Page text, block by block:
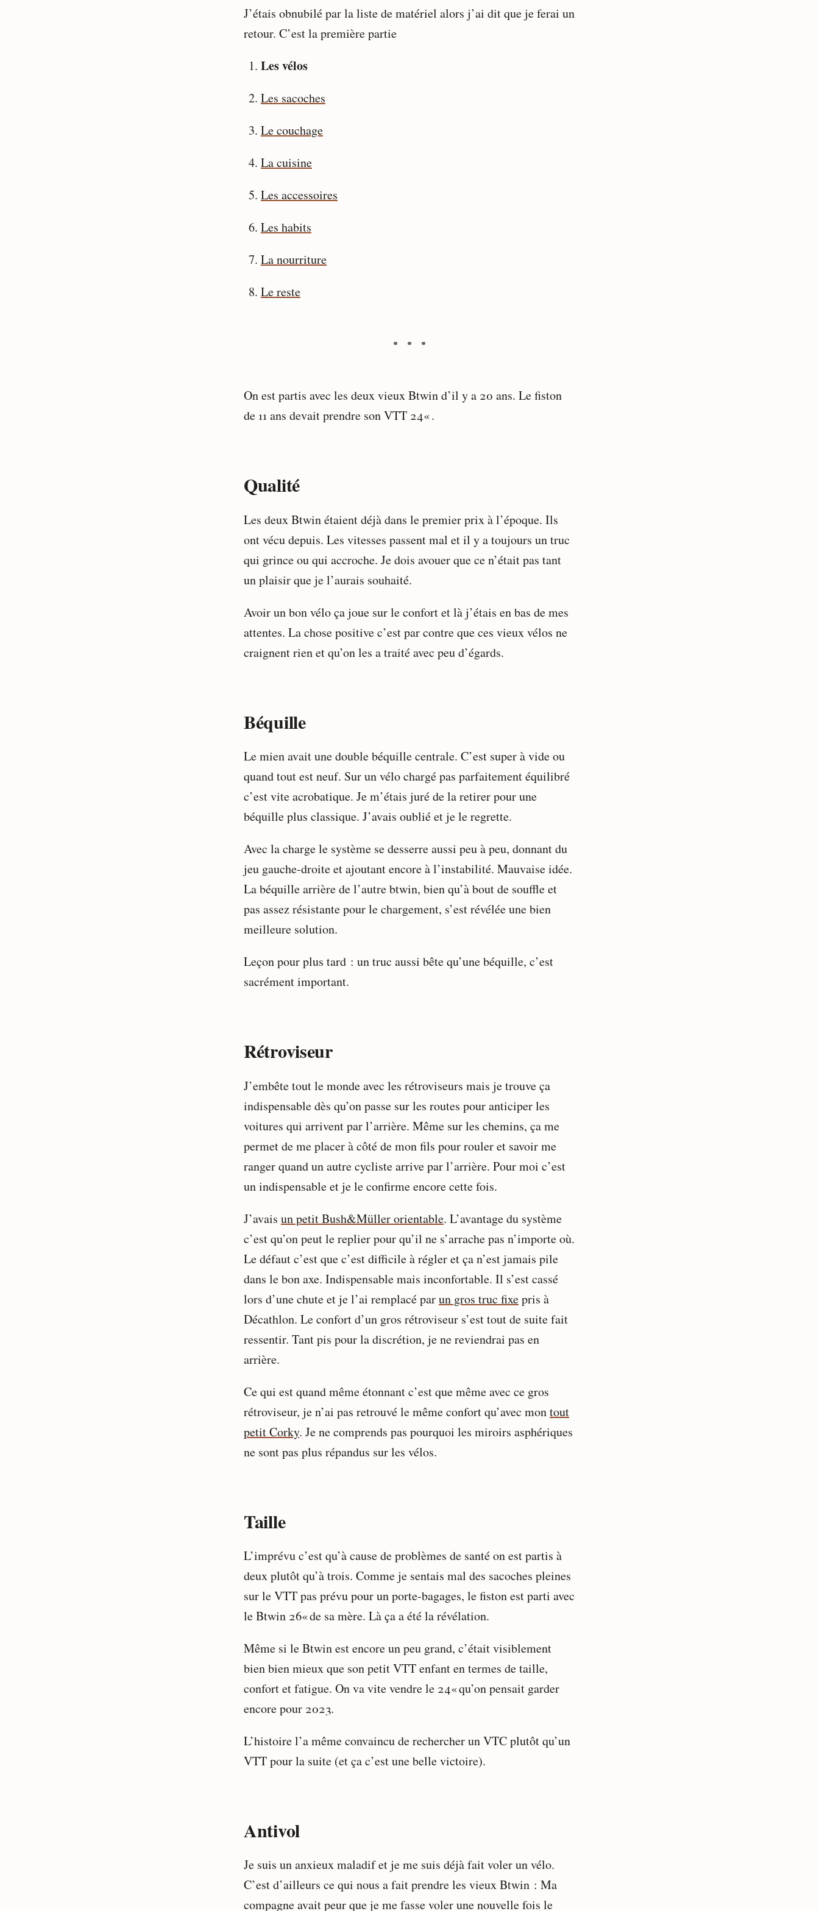
J’étais obnubilé par la liste de matériel alors j’ai dit que je ferai un
retour. C’est la première partie
Les vélos
Les sacoches
Le couchage
La cuisine
Les accessoires
Les habits
La nourriture
Le reste
On est partis avec les deux vieux Btwin d’il y a 20 ans. Le fiston
de 11 ans devait prendre son VTT 24« .
Qualité
Les deux Btwin étaient déjà dans le premier prix à l’époque. Ils
ont vécu depuis. Les vitesses passent mal et il y a toujours un truc
qui grince ou qui accroche. Je dois avouer que ce n’était pas tant
un plaisir que je l’aurais souhaité.
Avoir un bon vélo ça joue sur le confort et là j’étais en bas de mes
attentes. La chose positive c’est par contre que ces vieux vélos ne
craignent rien et qu’on les a traité avec peu d’égards.
Béquille
Le mien avait une double béquille centrale. C’est super à vide ou
quand tout est neuf. Sur un vélo chargé pas parfaitement équilibré
c’est vite acrobatique. Je m’étais juré de la retirer pour une
béquille plus classique. J’avais oublié et je le regrette.
Avec la charge le système se desserre aussi peu à peu, donnant du
jeu gauche-droite et ajoutant encore à l’instabilité. Mauvaise idée.
La béquille arrière de l’autre btwin, bien qu’à bout de souffle et
pas assez résistante pour le chargement, s’est révélée une bien
meilleure solution.
Leçon pour plus tard : un truc aussi bête qu’une béquille, c’est
sacrément important.
Rétroviseur
J’embête tout le monde avec les rétroviseurs mais je trouve ça
indispensable dès qu’on passe sur les routes pour anticiper les
voitures qui arrivent par l’arrière. Même sur les chemins, ça me
permet de me placer à côté de mon fils pour rouler et savoir me
ranger quand un autre cycliste arrive par l’arrière. Pour moi c’est
un indispensable et je le confirme encore cette fois.
J’avais un petit Bush&Müller orientable. L’avantage du système
c’est qu’on peut le replier pour qu’il ne s’arrache pas n’importe où.
Le défaut c’est que c’est difficile à régler et ça n’est jamais pile
dans le bon axe. Indispensable mais inconfortable. Il s’est cassé
lors d’une chute et je l’ai remplacé parun gros truc fixepris à
Décathlon. Le confort d’un gros rétroviseur s’est tout de suite fait
ressentir. Tant pis pour la discrétion, je ne reviendrai pas en
arrière.
Ce qui est quand même étonnant c’est que même avec ce gros
rétroviseur, je n’ai pas retrouvé le même confort qu’avec montout
petit Corky. Je ne comprends pas pourquoi les miroirs asphériques
ne sont pas plus répandus sur les vélos.
Taille
L’imprévu c’est qu’à cause de problèmes de santé on est partis à
deux plutôt qu’à trois. Comme je sentais mal des sacoches pleines
sur le VTT pas prévu pour un porte-bagages, le fiston est parti avec
le Btwin 26« de sa mère. Là ça a été la révélation.
Même si le Btwin est encore un peu grand, c’était visiblement
bien bien mieux que son petit VTT enfant en termes de taille,
confort et fatigue. On va vite vendre le 24« qu’on pensait garder
encore pour 2023.
L’histoire l’a même convaincu de rechercher un VTC plutôt qu’un
VTT pour la suite (et ça c’est une belle victoire).
Antivol
Je suis un anxieux maladif et je me suis déjà fait voler un vélo.
C’est d’ailleurs ce qui nous a fait prendre les vieux Btwin : Ma
compagne avait peur que je me fasse voler une nouvelle fois le